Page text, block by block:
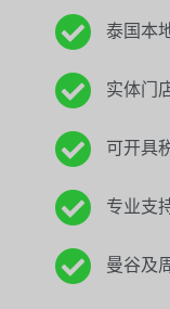
泰国本
实体门
可开具
专业支
曼谷及